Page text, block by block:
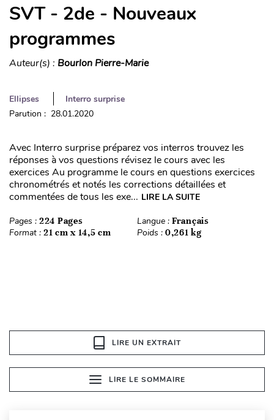
SVT - 2de - Nouveaux
programmes
Auteur(s) : Bourlon Pierre-Marie
Ellipses
Interro surprise
Parution : 28.01.2020
Avec Interro surprise préparez vos interros trouvez les
réponses à vos questions révisez le cours avec les
exercices Au programme le cours en questions exercices
chronométrés et notés les corrections détaillées et
commentées de tous les exe... LIRE LA SUITE
Pages : 224 Pages Langue : Français
Format : 21 cm x 14,5 cm Poids : 0,261 kg
LIRE UN EXTRAIT
LIRE LE SOMMAIRE